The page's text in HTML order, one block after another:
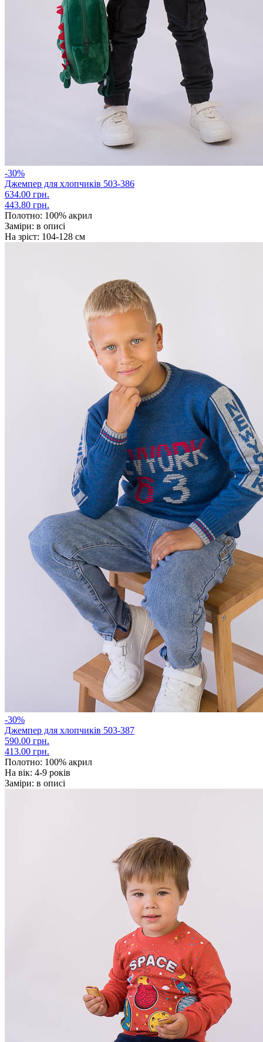
-30%
Джемпер для хлопчиків 503-386
634.00 грн.
443.80 грн.
Полотно: 100% акрил
Заміри: в описі
На зріст: 104-128 см
-30%
Джемпер для хлопчиків 503-387
590.00 грн.
413.00 грн.
Полотно: 100% акрил
На вік: 4-9 років
Заміри: в описі